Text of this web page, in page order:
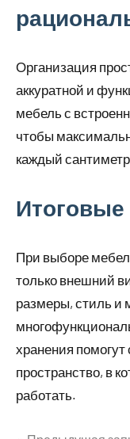
Организация
аккуратной и
мебель с
чтобы
каждый
При выборе
только внешний
размеры, стиль и
хранения
пространство, в
работать.